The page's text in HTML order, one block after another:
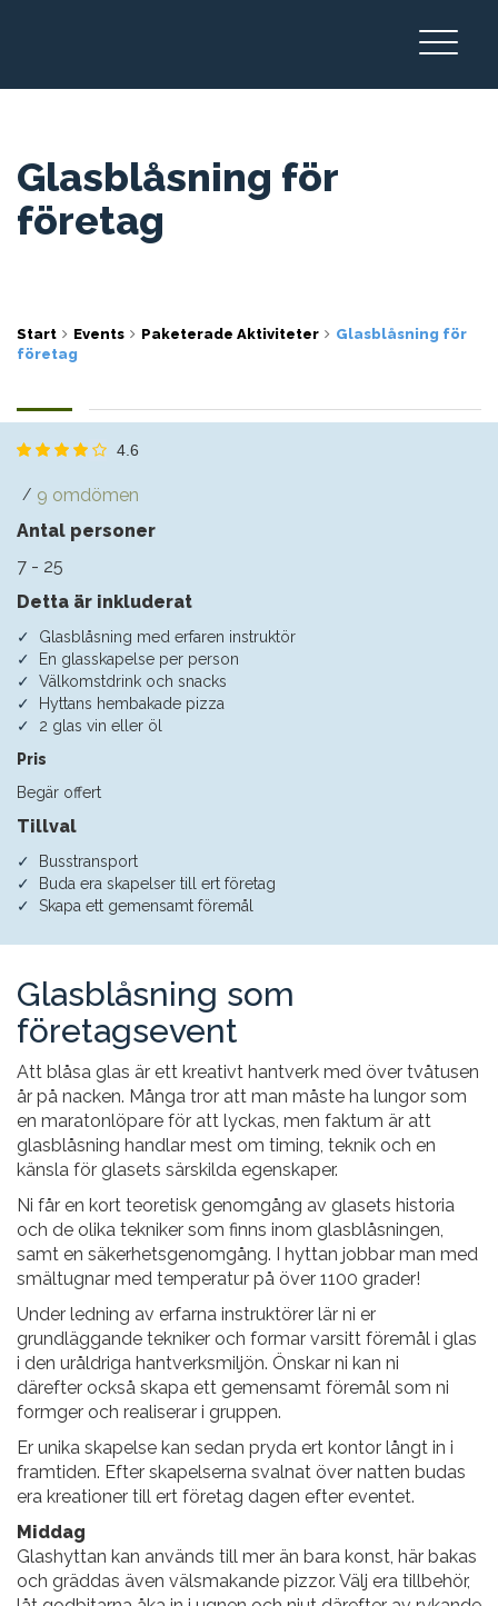
Glasblåsning för
företag
Start Events Paketerade Aktiviteter
Glasblåsning för
företag
4.6
/ 9 omdömen
Antal personer
7 - 25
Detta är inkluderat
Glasblåsning med erfaren instruktör
En glasskapelse per person
Välkomstdrink och snacks
Hyttans hembakade pizza
2 glas vin eller öl
Pris
Begär offert
Tillval
Busstransport
Buda era skapelser till ert företag
Skapa ett gemensamt föremål
Glasblåsning som
företagsevent
Att blåsa glas är ett kreativt hantverk med över tvåtusen
år på nacken. Många tror att man måste ha lungor som
en maratonlöpare för att lyckas, men faktum är att
glasblåsning handlar mest om timing, teknik och en
känsla för glasets särskilda egenskaper.
Ni får en kort teoretisk genomgång av glasets historia
och de olika tekniker som finns inom glasblåsningen,
samt en säkerhetsgenomgång. I hyttan jobbar man med
smältugnar med temperatur på över 1100 grader!
Under ledning av erfarna instruktörer lär ni er
grundläggande tekniker och formar varsitt föremål i glas
i den uråldriga hantverksmiljön. Önskar ni kan ni
därefter också skapa ett gemensamt föremål som ni
formger och realiserar i gruppen.
Er unika skapelse kan sedan pryda ert kontor långt in i
framtiden. Efter skapelserna svalnat över natten budas
era kreationer till ert företag dagen efter eventet.
Middag
Glashyttan kan används till mer än bara konst, här bakas
och gräddas även välsmakande pizzor. Välj era tillbehör,